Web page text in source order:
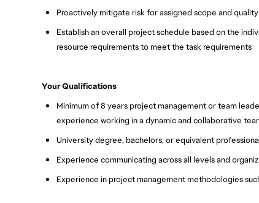
Proactively mitigate risk for assigned scope and quality
Establish an overall project schedule based on the
resource requirements to meet the task requirements
Your Qualifications
Minimum of 8 years project management or team
experience working in a dynamic and collaborative
University degree, bachelors, or equivalent
Experience communicating across all levels and
Experience in project management methodologies